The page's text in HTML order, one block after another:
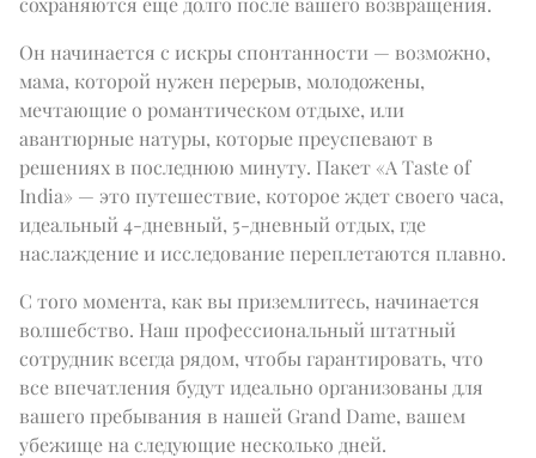
ВОЗМОЖНОСТЯМИ
САЛОН IMPERIAL
АВТОПАРК IMPERIAL
ВДАЛИ ОТ ПРОТОРЕННЫХ ПУТЕЙ
ПРЕДСТОЯЩИЕ СОБЫТИЯ
Expand
ЗИМНИЕ ПРЕДЛОЖЕНИЯ
EN DEFR JA ES
Он начинается с искры спонтанности — возможно,
мама, которой нужен перерыв, молодожены,
мечтающие о романтическом отдыхе, или
авантюрные натуры, которые преуспевают в
решениях в последнюю минуту. Пакет «A Taste of
India» — это путешествие, которое ждет своего часа,
идеальный 4-дневный, 5-дневный отдых, где
наслаждение и исследование переплетаются плавно.
С того момента, как вы приземлитесь, начинается
волшебство. Наш профессиональный штатный
сотрудник всегда рядом, чтобы гарантировать, что
все впечатления будут идеально организованы для
вашего пребывания в нашей Grand Dame, вашем
убежище на следующие несколько дней.